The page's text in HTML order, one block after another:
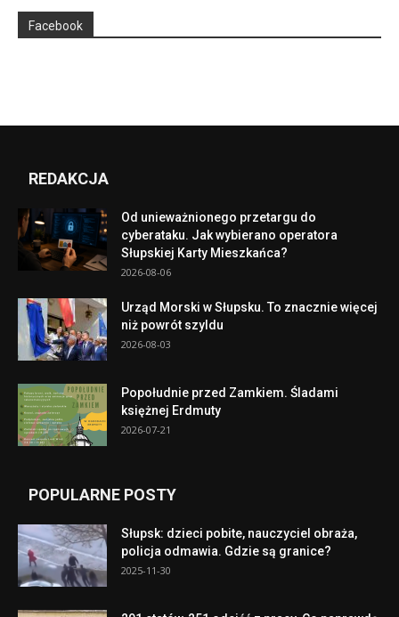
Facebook
REDAKCJA
Od unieważnionego przetargu do
cyberataku. Jak wybierano operatora
Słupskiej Karty Mieszkańca?
2026-08-06
Urząd Morski w Słupsku. To znacznie więcej
niż powrót szyldu
2026-08-03
Popołudnie przed Zamkiem. Śladami
księżnej Erdmuty
2026-07-21
POPULARNE POSTY
Słupsk: dzieci pobite, nauczyciel obraża,
policja odmawia. Gdzie są granice?
2025-11-30